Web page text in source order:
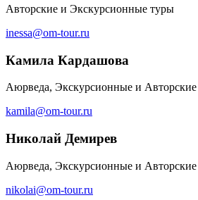
Авторские и Экскурсионные туры
inessa@om-tour.ru
Камила Кардашова
Аюрведа, Экскурсионные и
kamila@om-tour.ru
Николай Демирев
Аюрведа, Экскурсионные и
nikolai@om-tour.ru